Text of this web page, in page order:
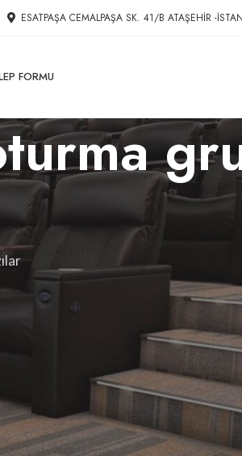
ESATPAŞA CEMALPAŞA SK. 41/B ATAŞEHIR -
FORMU
HIZMETLER
Konferans Koltuğu
Döner Sandalye